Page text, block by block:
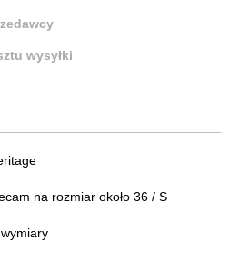
wysyłki
na rozmiar około 36 / S